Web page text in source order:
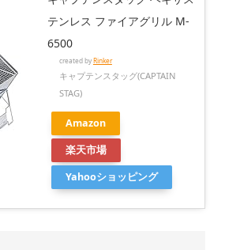
テンレス ファイアグリル M-
6500
created byRinker
キャプテンスタッグ(CAPTAIN
STAG)
Amazon
楽天市場
Yahooショッピング